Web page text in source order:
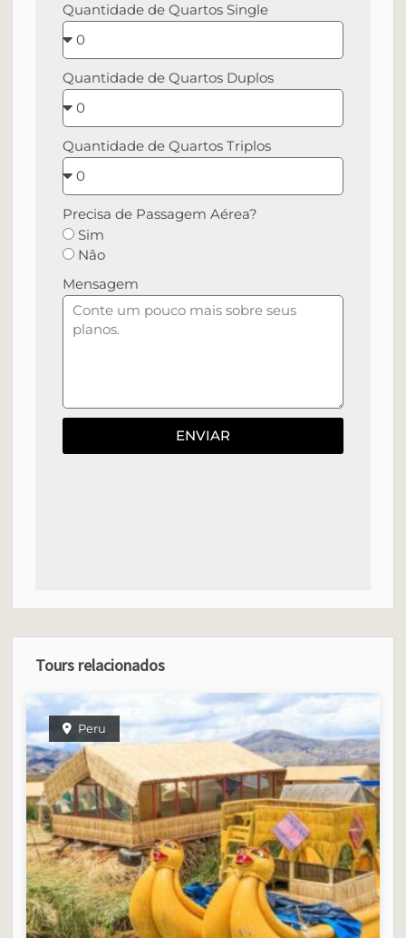
Quantidade de Quartos Single
Quantidade de Quartos Duplos
Quantidade de Quartos Triplos
Precisa de Passagem Aérea?
Sim
Nâo
Mensagem
ENVIAR
Tours relacionados
Peru